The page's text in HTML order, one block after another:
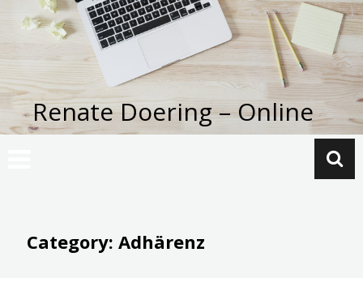
Inhalt
springen
Renate Doering – Online
Category: Adhärenz